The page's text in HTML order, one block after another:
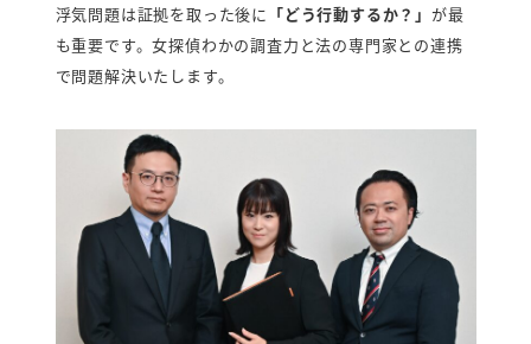
浮気問題は証拠を取った後に 「どう行動するか？」 が最
も重要です。女探偵わかの調査力と法の専門家との連携
で問題解決いたします。